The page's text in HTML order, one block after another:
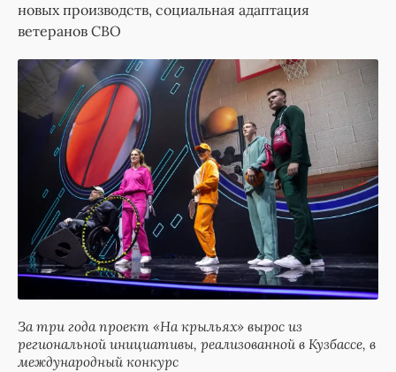
новых производств, социальная адаптация
ветеранов СВО
За три года проект «На крыльях» вырос из
региональной инициативы, реализованной в Кузбассе, в
международный конкурс